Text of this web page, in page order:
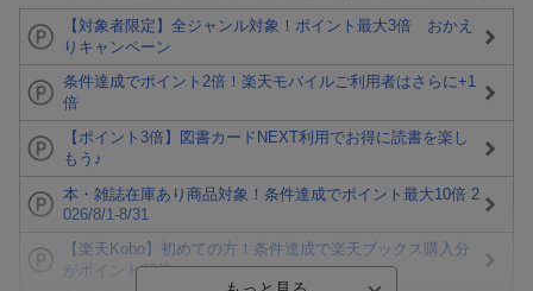
【対象者限定】全ジャンル対象！ポイント最大3倍 おかえ
りキャンペーン
条件達成でポイント2倍！楽天モバイルご利用者はさらに+1
倍
【ポイント3倍】図書カードNEXT利用でお得に読書を楽し
もう♪
本・雑誌在庫あり商品対象！条件達成でポイント最大10倍 2
026/8/1-8/31
【楽天Kobo】初めての方！条件達成で楽天ブックス購入分
がポイント20倍